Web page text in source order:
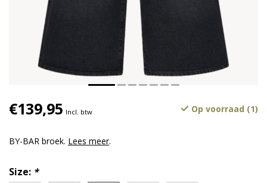
€139,95 Incl. btw Op voorraad (1)
BY-BAR broek. Lees meer.
Size: *